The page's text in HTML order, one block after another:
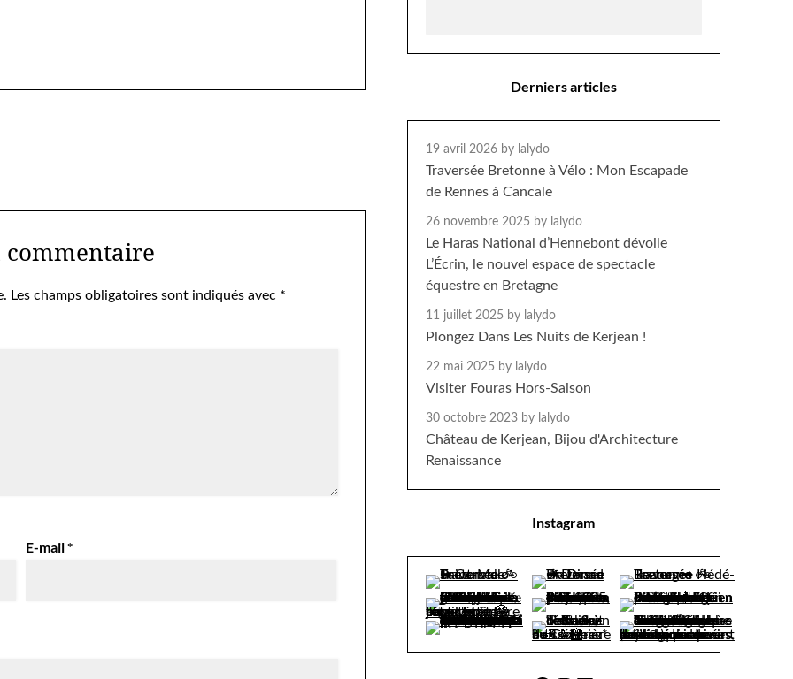
commentaire
Les champs obligatoires sont indiqués avec *
E-mail*
Derniers articles
19 avril 2026 by lalydo
Traversée Bretonne à Vélo : Mon Escapade
de Rennes à Cancale
26 novembre 2025 by lalydo
Le Haras National d’Hennebont dévoile
L’Écrin, le nouvel espace de spectacle
équestre en Bretagne
11 juillet 2025 by lalydo
Plongez Dans Les Nuits de Kerjean !
22 mai 2025 by lalydo
Visiter Fouras Hors-Saison
30 octobre 2023 by lalydo
Château de Kerjean, Bijou d'Architecture
Renaissance
Instagram